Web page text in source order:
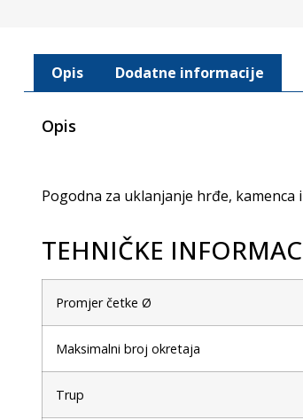
Opis Dodatne informacije
Opis
Pogodna za uklanjanje hrđe,
TEHNIČKE
Promjer četke Ø
Maksimalni broj okretaja
Trup